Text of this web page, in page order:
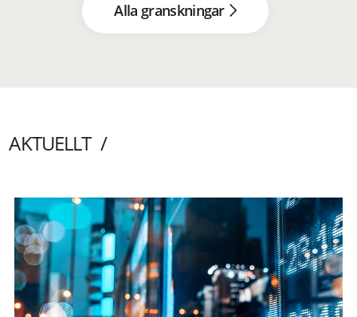
Alla granskningar
AKTUELLT